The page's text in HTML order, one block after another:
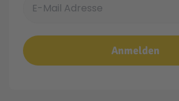
Anmelden